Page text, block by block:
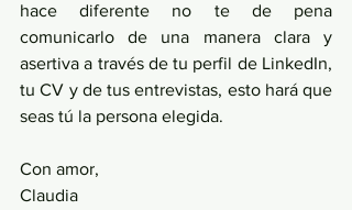
hace diferente no te de pena
comunicarlo de una manera clara y
asertiva a través de tu perfil de LinkedIn,
tu CV y de tus entrevistas, esto hará que
seas tú la persona elegida.
Con amor,
Claudia